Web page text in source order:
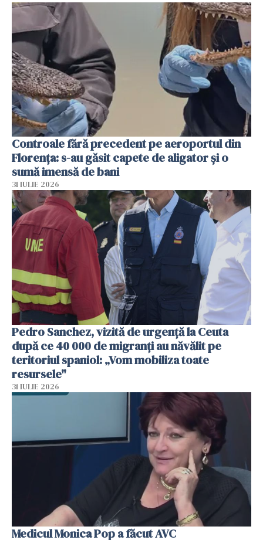
Controale fără precedent pe aeroportul din
Florența: s-au găsit capete de aligator și o
sumă imensă de bani
31 IULIE 2026
Pedro Sanchez, vizită de urgență la Ceuta
după ce 40 000 de migranți au năvălit pe
teritoriul spaniol: „Vom mobiliza toate
resursele"
31 IULIE 2026
Medicul Monica Pop a făcut AVC